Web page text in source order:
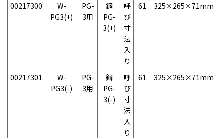
00217300
W-
PG3(+)
PG-
3用
鋼
PG-
3(+)
呼
び
寸
法
入
り
61 325×265×71mm
00217301
W-
PG3(-)
PG-
3用
鋼
PG-
3(-)
呼
び
寸
法
入
り
61 325×265×71mm